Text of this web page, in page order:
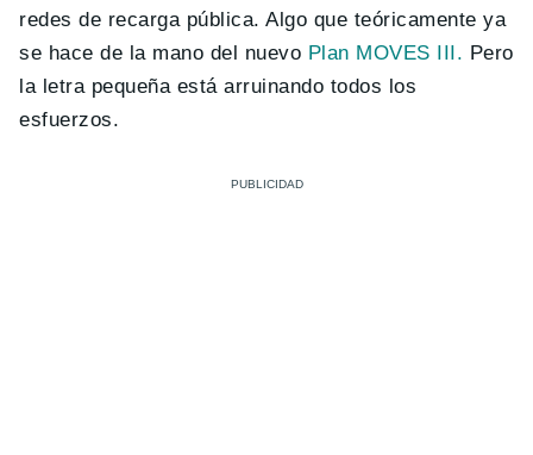
redes de recarga pública. Algo que teóricamente ya
se hace de la mano del nuevo Plan MOVES III. Pero
la letra pequeña está arruinando todos los
esfuerzos.